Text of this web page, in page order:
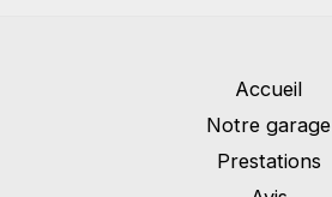
Accueil
Notre garage
Prestations